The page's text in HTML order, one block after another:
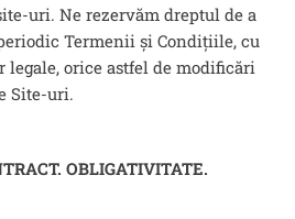
uri. Ne rezervăm dreptul de a
Termenii și Condițiile, cu
legale, orice astfel de modificări
Site-uri.
OBLIGATIVITATE.